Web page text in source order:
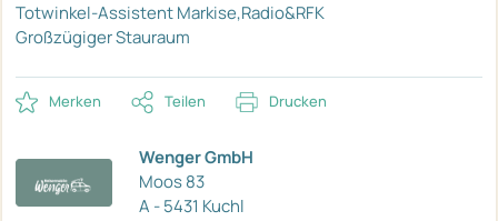
Totwinkel-AssistentMarkise,Radio&RFK
Großzügiger Stauraum
Merken Teilen Drucken
Wenger GmbH
Moos 83
A - 5431 Kuchl